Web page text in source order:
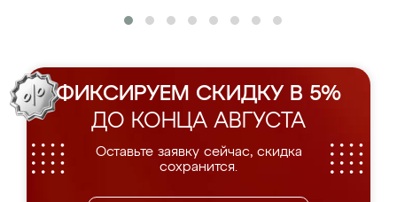
ФИКСИРУЕМ СКИДКУ В 5%
ДО КОНЦА АВГУСТА
Оставьте заявку сейчас, скидка
сохранится.